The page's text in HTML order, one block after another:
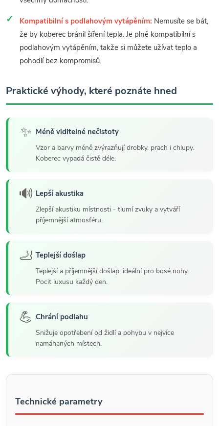
Kompatibilní s podlahovým vytápěním: Nemusíte se bát,
že by koberec bránil šíření tepla. Je plně kompatibilní s
podlahovým vytápěním, takže si můžete užívat teplo a
pohodlí bez kompromisů.
Praktické výhody, které poznáte hned
✨ Méně viditelné nečistoty
Vzor a barvy méně zvýrazňují drobky, prach i chlupy.
Koberec vypadá čistě déle.
🔊 Lepší akustika
Zlepší akustiku místnosti - tlumí zvuky a vytváří
příjemnější atmosféru.
🦶 Teplejší došlap
Teplejší a příjemnější došlap, ideální pro bosé nohy.
Pocit luxusu každý den.
💪 Chrání podlahu
Snižuje opotřebení od židlí a pohybu v nejvíce
namáhaných místech.
Technické parametry